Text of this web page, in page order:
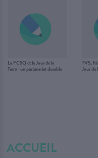
La FCSQ et le Jour de la
Terre : un partenariat durable
TV5,
Jour de
ACCUEIL